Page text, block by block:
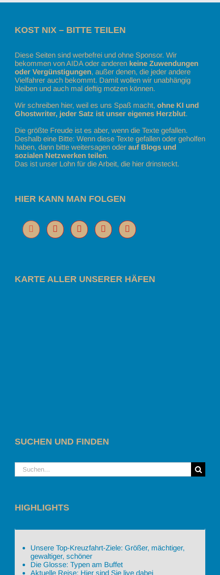
KOST NIX – BITTE TEILEN
Diese Seiten sind werbefrei und ohne Sponsor. Wir
bekommen von AIDA oder anderen keine Zuwendungen
oder Vergünstigungen, außer denen, die jeder andere
Vielfahrer auch bekommt. Damit wollen wir unabhängig
bleiben und auch mal deftig motzen können.
Wir schreiben hier, weil es uns Spaß macht, ohne KI und
Ghostwriter, jeder Satz ist unser eigenes Herzblut.
Die größte Freude ist es aber, wenn die Texte gefallen.
Deshalb eine Bitte: Wenn diese Texte gefallen oder geholfen
haben, dann bitte weitersagen oder auf Blogs und
sozialen Netzwerken teilen.
Das ist unser Lohn für die Arbeit, die hier drinsteckt.
HIER KANN MAN FOLGEN
KARTE ALLER UNSERER HÄFEN
SUCHEN UND FINDEN
Suche
nach:
HIGHLIGHTS
Unsere Top-Kreuzfahrt-Ziele: Größer, mächtiger,
gewaltiger, schöner
Die Glosse: Typen am Buffet
Aktuelle Reise: Hier sind Sie live dabei